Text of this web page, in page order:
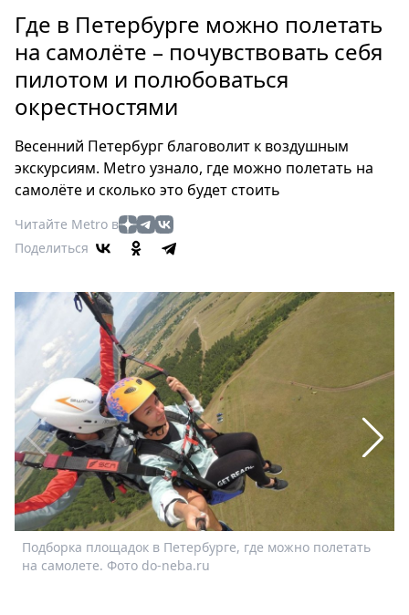
Россия
Мир
Здоровье
Еда
Мода
Театр
Афиша
Книги
Пресс-
релизы
О
Metro
Стримы
Спецпроекты
Звезды
Выборы
2026
Скачай
Где в Петербурге можно полетать
на самолёте – почувствовать себя
пилотом и полюбоваться
окрестностями
Весенний Петербург благоволит к воздушным
экскурсиям. Metro узнало, где можно полетать на
самолёте и сколько это будет стоить
Читайте Metro в
Поделиться
Подборка площадок в Петербурге, где можно полетать
на самолете. Фото do-neba.ru